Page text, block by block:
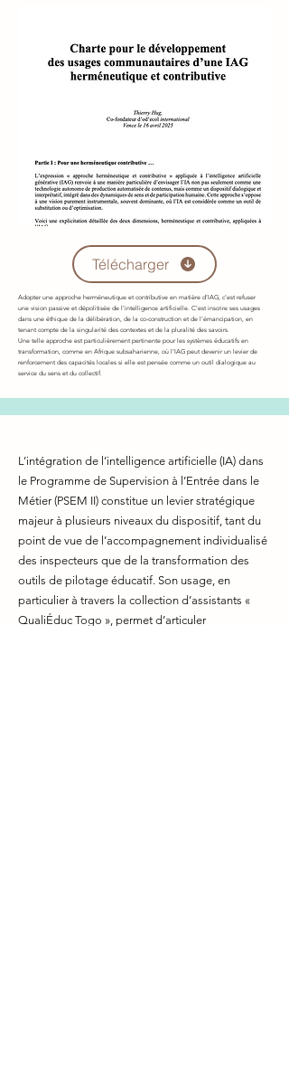
Télécharger
Adopter une approche herméneutique et contributive en matière d’IAG, c’est refuser
une vision passive et dépolitisée de l’intelligence artificielle. C’est inscrire ses usages
dans une éthique de la délibération, de la co-construction et de l’émancipation, en
tenant compte de la singularité des contextes et de la pluralité des savoirs.
Une telle approche est particulièrement pertinente pour les systèmes éducatifs en
transformation, comme en Afrique subsaharienne, où l’IAG peut devenir un levier de
renforcement des capacités locales si elle est pensée comme un outil dialogique au
service du sens et du collectif.
L’intégration de l’intelligence artificielle (IA) dans
le Programme de Supervision à l’Entrée dans le
Métier (PSEM II) constitue un levier stratégique
majeur à plusieurs niveaux du dispositif, tant du
point de vue de l’accompagnement individualisé
des inspecteurs que de la transformation des
outils de pilotage éducatif. Son usage, en
particulier à travers la collection d’assistants «
QualiÉduc Togo », permet d’articuler